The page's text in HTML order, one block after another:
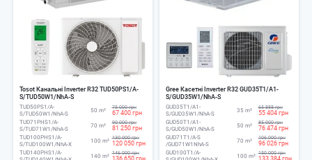
Tosot Канальні Inverter R32 TUD50PS1/A-
S/TUD50W1/NhA-S
TUD50PS1/A-
S/TUD50W1/NhA-S
50 m² 75 000 грн
67 400 грн
TUD71PHS1/A-
S/TUD71W1/NhA-S
70 m² 90 000 грн
81 250 грн
TUD100PHS1/A-
S/TUD100W1/NhA-X
100 m² 130 000 грн
120 050 грн
TUD140PHS1/A-
140 m² 146 000 грн
136 650 грн
Gree Касетні Inverter R32 GUD35T1/A1-
S/GUD35W1/NhA-S
GUD35T1/A1-
S/GUD35W1/NhA-S
35 m² 65 888 грн
55 404 грн
GUD50T1/A1-
S/GUD50W1/NhA-S
50 m² 85 000 грн
76 474 грн
GUD71T1/A-S
/GUD71W1NhA-S
70 m² 106 000 грн
96 026 грн
GUD100T1/A-
100 m² 150 000 грн
133 384 грн